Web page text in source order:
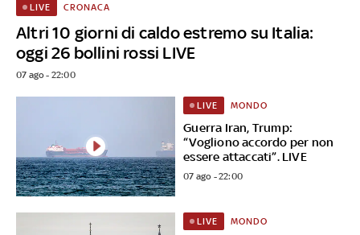
Altri 10 giorni di caldo estremo su Italia:
oggi 26 bollini rossi LIVE
LIVE CRONACA
07 ago - 22:00
Guerra Iran, Trump:
“Vogliono accordo per non
essere attaccati”. LIVE
LIVE MONDO
07 ago - 22:00
LIVE MONDO